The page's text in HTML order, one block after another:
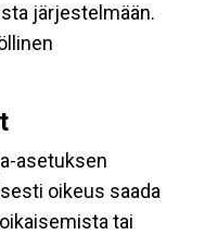
järjestelmään.
asetuksen
oikeus saada
tai